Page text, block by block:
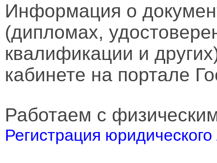
Информация о
(дипломах,
квалификации и
кабинете на портале
Работаем с
Регистрация